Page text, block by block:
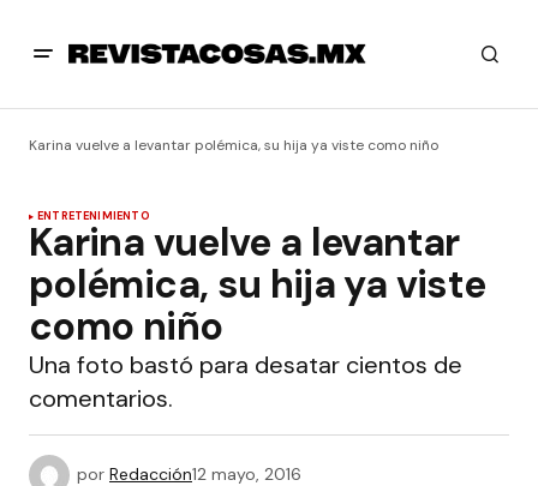
Karina vuelve a levantar polémica, su hija ya viste como niño
ENTRETENIMIENTO
Karina vuelve a levantar
polémica, su hija ya viste
como niño
Una foto bastó para desatar cientos de
comentarios.
por Redacción12 mayo, 2016